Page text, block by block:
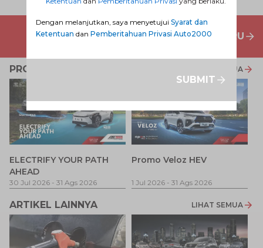
PENAWARAN MOBIL BARU
PROMO TERKAIT LIHAT SEMUA
ELECTRIFY YOUR PATH
AHEAD
30 Jul 2026 - 31 Ags 2026
Promo Veloz HEV
1 Jul 2026 - 31 Ags 2026
ARTIKEL LAINNYA LIHAT SEMUA
Dengan melanjutkan, saya menyetujui Syarat dan
Ketentuan dan Pemberitahuan Privasi Auto2000
SUBMIT